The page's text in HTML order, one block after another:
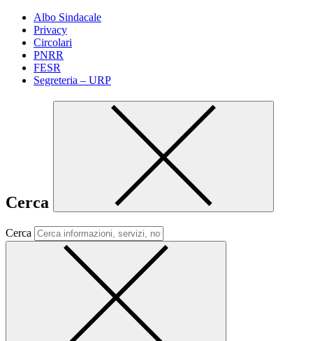
Albo Sindacale
Privacy
Circolari
PNRR
FESR
Segreteria – URP
Cerca
Cerca